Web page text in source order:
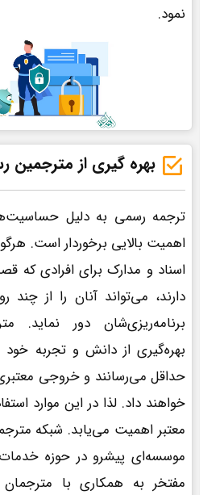
نمود.
بهره گیری از مترجمین
ترجمه رسمی به دلیل
اهمیت بالایی برخوردار است.
اسناد و مدارک برای افرادی که
دارند، می‌تواند آنان را از چند
برنامه‌ریزی‌شان دور نماید.
بهره‌گیری از دانش و تجربه خود
حداقل می‌رسانند و خروجی
خواهند داد. لذا در این موارد
معتبر اهمیت می‌یابد. شبکه
موسسه‌ای پیشرو در حوزه
مفتخر به همکاری با